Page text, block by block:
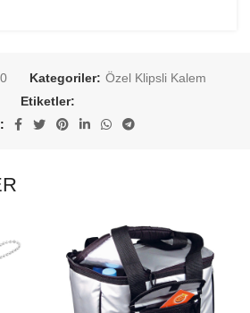
Kategoriler: Özel Klipsli Kalem
Etiketler: